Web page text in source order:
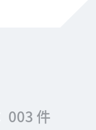
003 件